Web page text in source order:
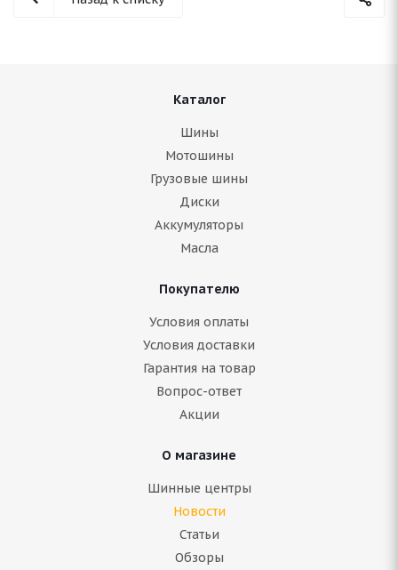
Каталог
Шины
Мотошины
Грузовые шины
Диски
Аккумуляторы
Масла
Покупателю
Условия оплаты
Условия доставки
Гарантия на товар
Вопрос-ответ
Акции
О магазине
Шинные центры
Новости
Статьи
Обзоры